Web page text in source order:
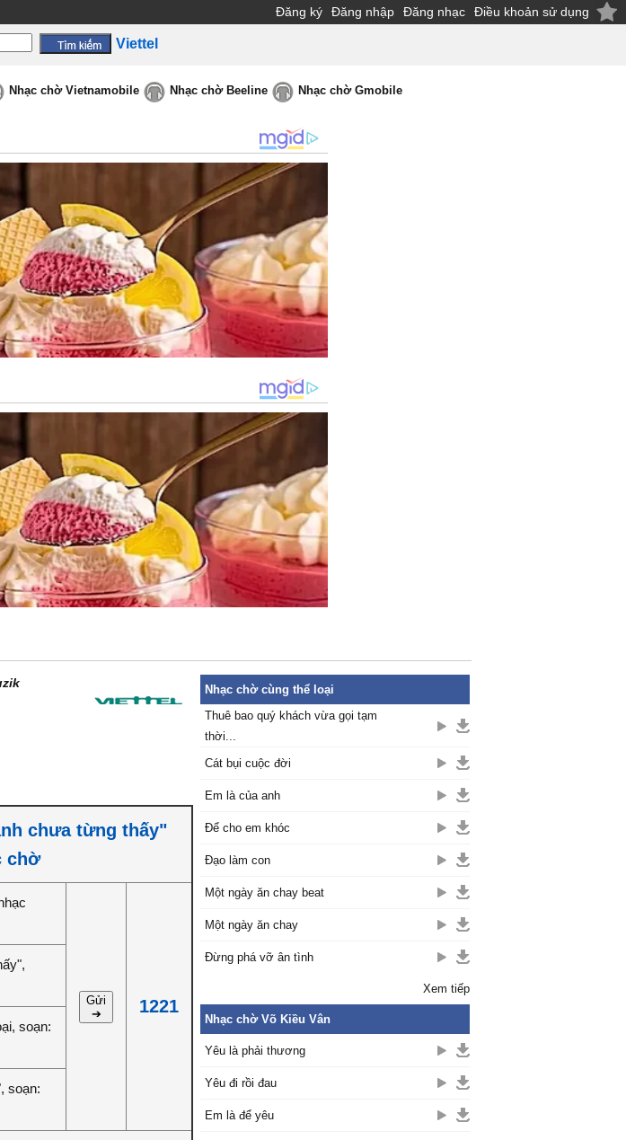
Đăng ký Đăng nhập Đăng nhạc Điều khoản sử dụng
Viettel
Nhạc chờ Vietnamobile Nhạc chờ Beeline Nhạc chờ Gmobile
chưa từng thấy"
chờ
Gửi
➔
1221
soạn:
soạn:
Nhạc chờ cùng thể loại
Thuê bao quý khách vừa gọi tạm
thời...
Cát bụi cuộc đời
Em là của anh
Để cho em khóc
Đạo làm con
Một ngày ăn chay beat
Một ngày ăn chay
Đừng phá vỡ ân tình
Xem tiếp
Nhạc chờ Võ Kiều Vân
Yêu là phải thương
Yêu đi rồi đau
Em là để yêu